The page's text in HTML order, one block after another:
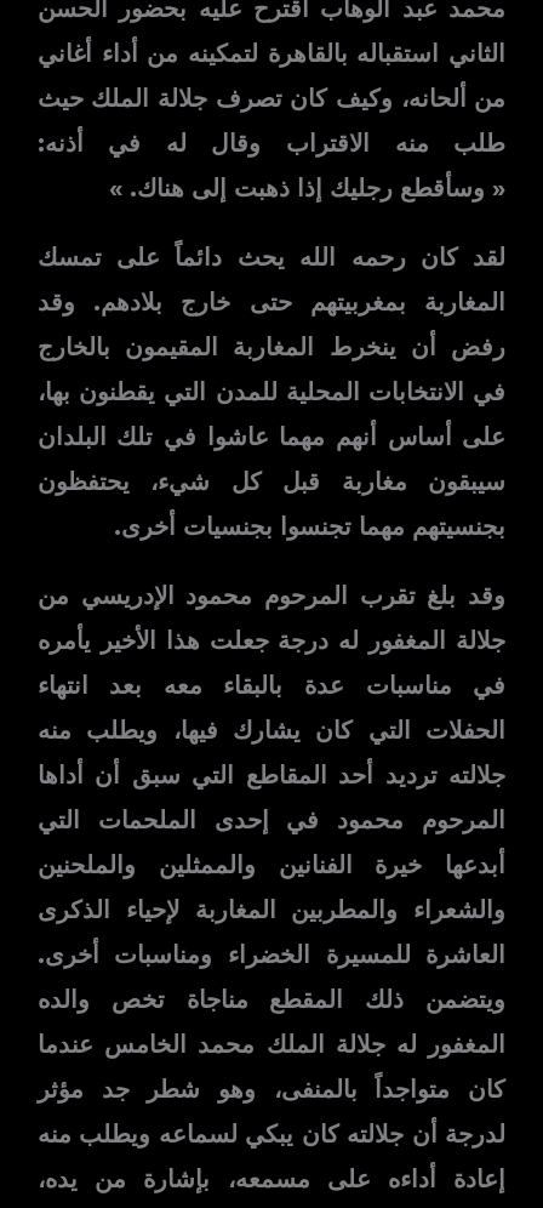
محمد عبد الوهاب اقترح عليه بحضور الحسن
الثاني استقباله بالقاهرة لتمكينه من أداء أغاني
من ألحانه، وكيف كان تصرف جلالة الملك حيث
طلب منه الاقتراب وقال له في أذنه:
« وسأقطع رجليك إذا ذهبت إلى هناك. »
لقد كان رحمه الله يحث دائماً على تمسك
المغاربة بمغربيتهم حتى خارج بلادهم. وقد
رفض أن ينخرط المغاربة المقيمون بالخارج
في الانتخابات المحلية للمدن التي يقطنون بها،
على أساس أنهم مهما عاشوا في تلك البلدان
سيبقون مغاربة قبل كل شيء، يحتفظون
بجنسيتهم مهما تجنسوا بجنسيات أخرى.
وقد بلغ تقرب المرحوم محمود الإدريسي من
جلالة المغفور له درجة جعلت هذا الأخير يأمره
في مناسبات عدة بالبقاء معه بعد انتهاء
الحفلات التي كان يشارك فيها، ويطلب منه
جلالته ترديد أحد المقاطع التي سبق أن أداها
المرحوم محمود في إحدى الملحمات التي
أبدعها خيرة الفنانين والممثلين والملحنين
والشعراء والمطربين المغاربة لإحياء الذكرى
العاشرة للمسيرة الخضراء ومناسبات أخرى.
ويتضمن ذلك المقطع مناجاة تخص والده
المغفور له جلالة الملك محمد الخامس عندما
كان متواجداً بالمنفى، وهو شطر جد مؤثر
لدرجة أن جلالته كان يبكي لسماعه ويطلب منه
إعادة أداءه على مسمعه، بإشارة من يده،